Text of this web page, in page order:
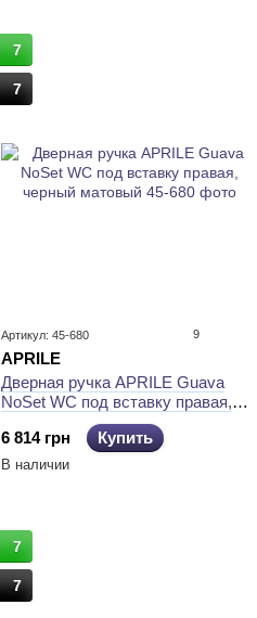
7
7
Артикул: 45-680 9
APRILE
Дверная ручка APRILE Guava
NoSet WC под вставку правая,
черный матовый
6 814 грн
Купить
В наличии
7
7